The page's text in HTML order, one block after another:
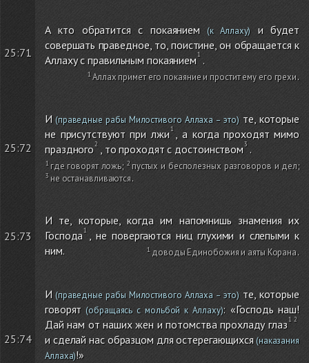
25:71
А кто обратится с покаянием (к Аллаху)
и будет
совершать праведное, то, поистине, он обращается к
Аллаху с правильным покаянием .
Аллах примет его покаяние и простит ему его грехи.
25:72
И(праведные рабы Милостивого Аллаха – это)те, которые
не присутствуют при лжи
, а когда проходят мимо
праздного
, то проходят с достоинством .
где говорят ложь; пустых и бесполезных разговоров и дел;
не останавливаются.
25:73
И те, которые, когда им напомнишь знамения их
Господа , не повергаются ниц глухими и слепыми к
ним.
доводы Единобожия и аяты Корана.
25:74
И(праведные рабы Милостивого Аллаха – это)те, которые
говорят (обращаясь с мольбой к Аллаху): «Господь наш!
Дай нам от наших жен и потомства прохладу глаз
и сделай нас образцом для остерегающихся(наказания
Аллаха)!»